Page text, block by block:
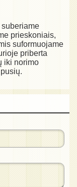
suberiame
prieskoniais,
suformuojame
priberta
iki norimo